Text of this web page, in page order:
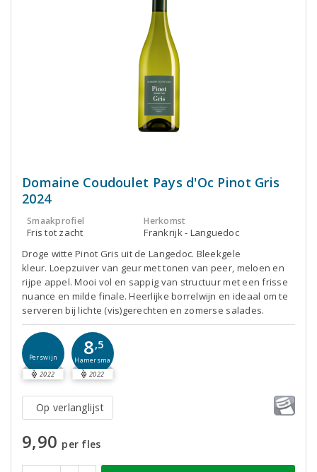
Domaine Coudoulet Pays d'Oc Pinot Gris
2024
Smaakprofiel
Fris tot zacht
Herkomst
Frankrijk - Languedoc
Droge witte Pinot Gris uit de Langedoc. Bleekgele
kleur. Loepzuiver van geur met tonen van peer, meloen en
rijpe appel. Mooi vol en sappig van structuur met een frisse
nuance en milde finale. Heerlijke borrelwijn en ideaal om te
serveren bij lichte (vis)gerechten en zomerse salades.
Perswijn
2022
8,5
Hamersma
2022
Op verlanglijst
9,90 per fles